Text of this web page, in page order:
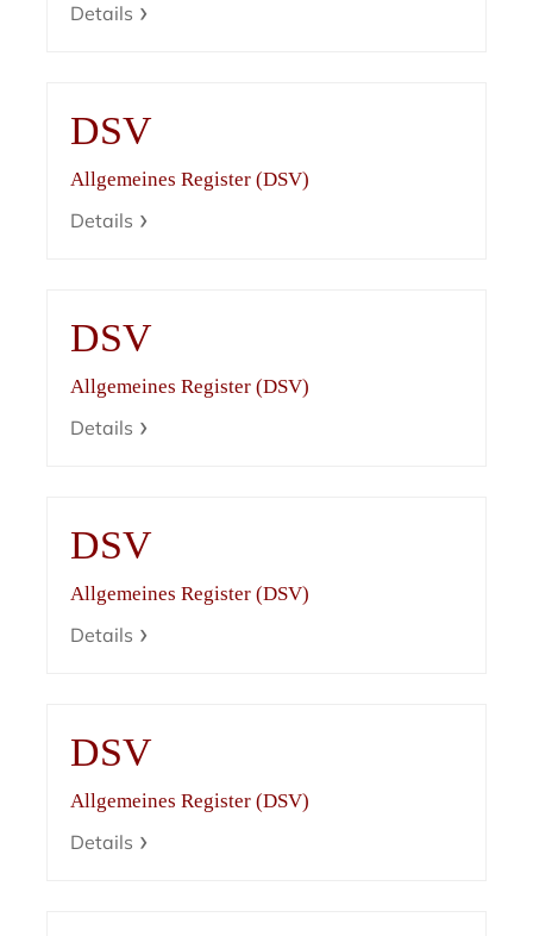
Details
DSV
Allgemeines Register (DSV)
Details
DSV
Allgemeines Register (DSV)
Details
DSV
Allgemeines Register (DSV)
Details
DSV
Allgemeines Register (DSV)
Details